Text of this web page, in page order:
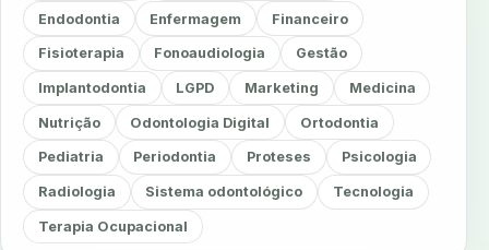
Endodontia Enfermagem Financeiro
Fisioterapia Fonoaudiologia Gestão
Implantodontia LGPD Marketing Medicina
Nutrição Odontologia Digital Ortodontia
Pediatria Periodontia Proteses Psicologia
Radiologia Sistema odontológico Tecnologia
Terapia Ocupacional